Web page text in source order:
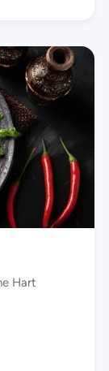
Hart